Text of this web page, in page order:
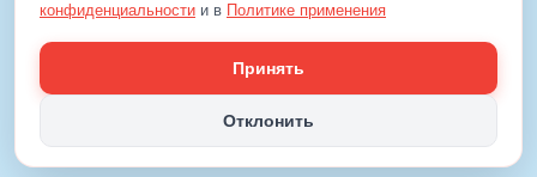
конфиденциальности и в Политике применения
Принять
Отклонить